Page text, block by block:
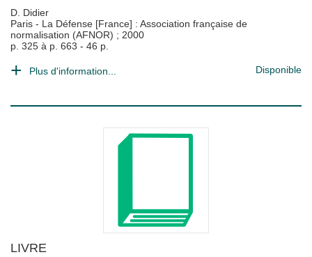
D. Didier
Paris - La Défense [France] : Association française de
normalisation (AFNOR) ; 2000
p. 325 à p. 663 - 46 p.
Plus d'information... Disponible
LIVRE